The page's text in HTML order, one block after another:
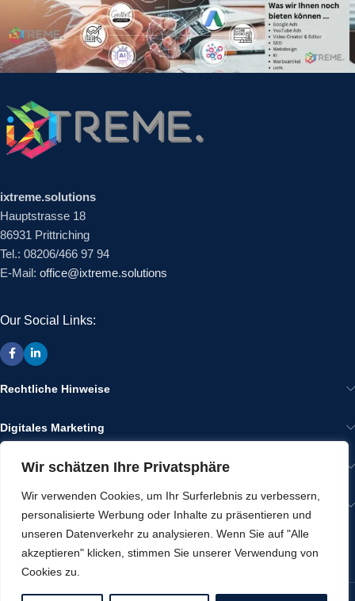
Wir schätzen Ihre Privatsphäre
Wir verwenden Cookies, um Ihr Surferlebnis zu verbessern,
personalisierte Werbung oder Inhalte zu präsentieren und
unseren Datenverkehr zu analysieren. Wenn Sie auf "Alle
akzeptieren" klicken, stimmen Sie unserer Verwendung von
Cookies zu.
ixtreme.solutions
Hauptstrasse 18
86931 Prittriching
Tel.: 08206/466 97 94
E-Mail: office@ixtreme.solutions
Our Social Links:
Rechtliche Hinweise
Digitales Marketing
Wir im Internet
Werbeartikel von ixtreme 2025 CREATED BYIXTREME